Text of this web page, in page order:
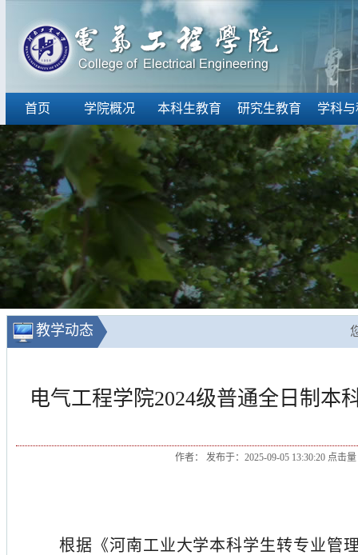
首页 学院概况 本科生教育 研究生教育 学科
教学动态
电气工程学院2024级普通全日制本
作者： 发布于：2025-09-05 13:30:20 点击
根据《河南工业大学本科学生转专业管